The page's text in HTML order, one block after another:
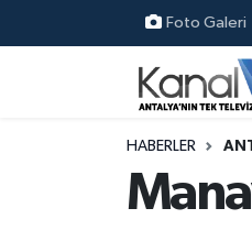
Foto Galeri
HABERLER
Ana Haber
Antalya Haber
Nöbetçi Eczaneler
Hava Durumu
Trafik Durumu